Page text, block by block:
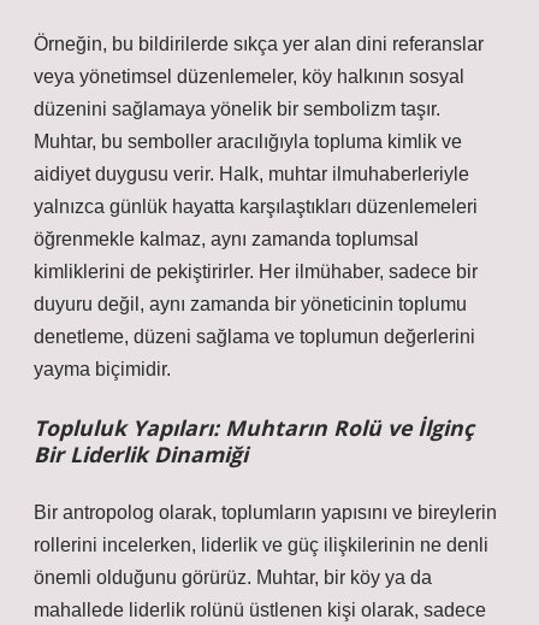
Örneğin, bu bildirilerde sıkça yer alan dini referanslar
veya yönetimsel düzenlemeler, köy halkının sosyal
düzenini sağlamaya yönelik bir sembolizm taşır.
Muhtar, bu semboller aracılığıyla topluma kimlik ve
aidiyet duygusu verir. Halk, muhtar ilmuhaberleriyle
yalnızca günlük hayatta karşılaştıkları düzenlemeleri
öğrenmekle kalmaz, aynı zamanda toplumsal
kimliklerini de pekiştirirler. Her ilmühaber, sadece bir
duyuru değil, aynı zamanda bir yöneticinin toplumu
denetleme, düzeni sağlama ve toplumun değerlerini
yayma biçimidir.
Topluluk Yapıları: Muhtarın Rolü ve İlginç
Bir Liderlik Dinamiği
Bir antropolog olarak, toplumların yapısını ve bireylerin
rollerini incelerken, liderlik ve güç ilişkilerinin ne denli
önemli olduğunu görürüz. Muhtar, bir köy ya da
mahallede liderlik rolünü üstlenen kişi olarak, sadece